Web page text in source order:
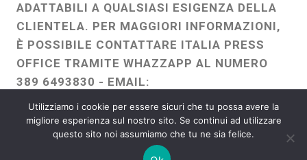
ADATTABILI A QUALSIASI ESIGENZA DELLA
CLIENTELA. PER MAGGIORI INFORMAZIONI,
È POSSIBILE CONTATTARE ITALIA PRESS
OFFICE TRAMITE WHAZZAPP AL NUMERO
389 6493830 - EMAIL:
ITALIAPRESSOFFICE@GMAIL.COM
WEBMASTER :FRANCESCO GENTILE
FREELANCE
Utilizziamo i cookie per essere sicuri che tu possa avere la
migliore esperienza sul nostro sito. Se continui ad utilizzare
questo sito noi assumiamo che tu ne sia felice.